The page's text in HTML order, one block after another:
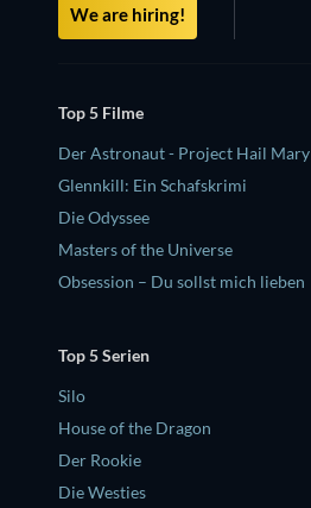
We are hiring!
Top 5 Filme
Der Astronaut - Project Hail Mary
Glennkill: Ein Schafskrimi
Die Odyssee
Masters of the Universe
Obsession – Du sollst mich lieben
Top 5 Serien
Silo
House of the Dragon
Der Rookie
Die Westies